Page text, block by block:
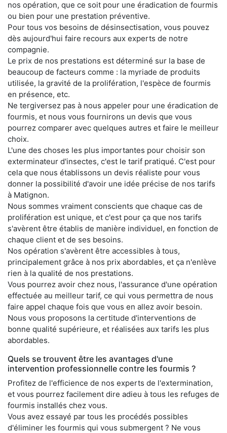
nos opération, que ce soit pour une éradication de fourmis
ou bien pour une prestation préventive.
Pour tous vos besoins de désinsectisation, vous pouvez
dès aujourd'hui faire recours aux experts de notre
compagnie.
Le prix de nos prestations est déterminé sur la base de
beaucoup de facteurs comme : la myriade de produits
utilisée, la gravité de la prolifération, l'espèce de fourmis
en présence, etc.
Ne tergiversez pas à nous appeler pour une éradication de
fourmis, et nous vous fournirons un devis que vous
pourrez comparer avec quelques autres et faire le meilleur
choix.
L'une des choses les plus importantes pour choisir son
exterminateur d'insectes, c'est le tarif pratiqué. C'est pour
cela que nous établissons un devis réaliste pour vous
donner la possibilité d'avoir une idée précise de nos tarifs
à Matignon.
Nous sommes vraiment conscients que chaque cas de
prolifération est unique, et c'est pour ça que nos tarifs
s'avèrent être établis de manière individuel, en fonction de
chaque client et de ses besoins.
Nos opération s'avèrent être accessibles à tous,
principalement grâce à nos prix abordables, et ça n'enlève
rien à la qualité de nos prestations.
Vous pourrez avoir chez nous, l'assurance d'une opération
effectuée au meilleur tarif, ce qui vous permettra de nous
faire appel chaque fois que vous en allez avoir besoin.
Nous vous proposons la certitude d'interventions de
bonne qualité supérieure, et réalisées aux tarifs les plus
abordables.
Quels se trouvent être les avantages d'une
intervention professionnelle contre les fourmis ?
Profitez de l'efficience de nos experts de l'extermination,
et vous pourrez facilement dire adieu à tous les refuges de
fourmis installés chez vous.
Vous avez essayé par tous les procédés possibles
d'éliminer les fourmis qui vous submergent ? Ne vous